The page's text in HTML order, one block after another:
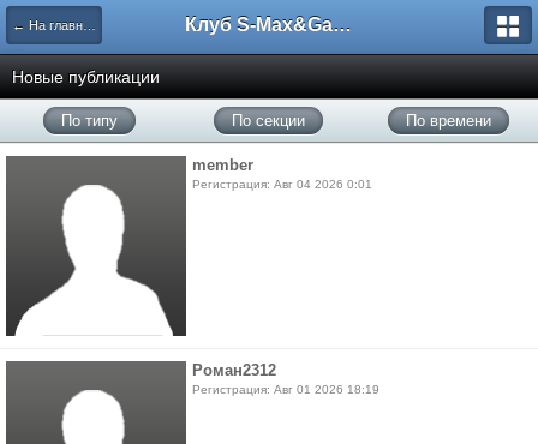
← На главную Клуб S-Max&Galaxy
Новые публикации
По типу По секции По времени
member
Регистрация: Авг 04 2026 0:01
Роман2312
Регистрация: Авг 01 2026 18:19